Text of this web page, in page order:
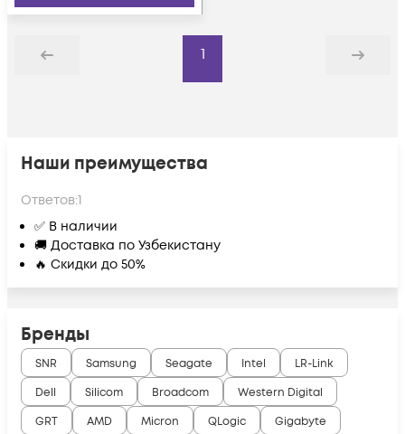
Назад
1
Дальше
Наши преимущества
Ответов:1
✅ В наличии
🚚 Доставка по Узбекистану
🔥 Скидки до 50%
Бренды
SNR Samsung Seagate Intel
LR-Link
Dell
Silicom Broadcom
Western Digital
GRT
AMD Micron QLogic
Gigabyte